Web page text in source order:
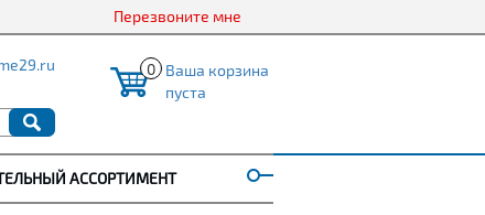
Перезвоните мне
0 Ваша корзина
пуста
АССОРТИМЕНТ